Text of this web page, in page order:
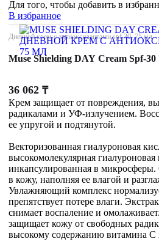
Для того, чтобы добавить в
В избранное
Дневной крем с антиоксидантами spf 30, 75 мл
Muse Shielding DAY Cream Spf-30
36 062 ₸
Крем защищает от повреждения,
радикалами и УФ-излучением.
ее упругой и подтянутой.
Векторизованная гиалуроновая
высокомолекулярная гиалуроновая
инкапсулированная в
в кожу, наполняя ее влагой и
Увлажняющий комплекс
препятствует потере влаги.
снимает воспаление и
защищает кожу от свободных
высокому содержанию витамина С